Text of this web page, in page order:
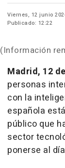
Viernes, 12 junio
Publicado: 12:22
(Información
Madrid, 12
personas
con la
española
público que
sector
ponerse al